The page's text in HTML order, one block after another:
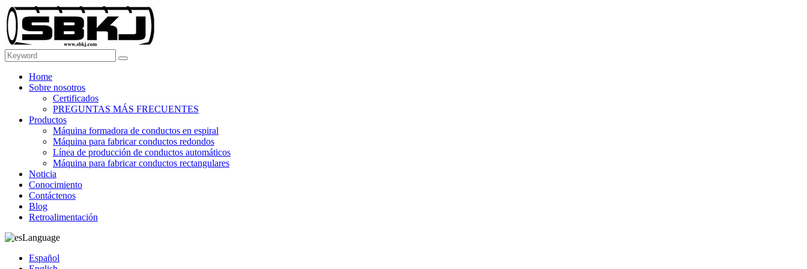
Home
Sobre nosotros
Certificados
PREGUNTAS MÁS FRECUENTES
Productos
Máquina formadora de conductos en espiral
Máquina para fabricar conductos redondos
Línea de producción de conductos automáticos
Máquina para fabricar conductos rectangulares
Noticia
Conocimiento
Contáctenos
Blog
Retroalimentación
Language
Español